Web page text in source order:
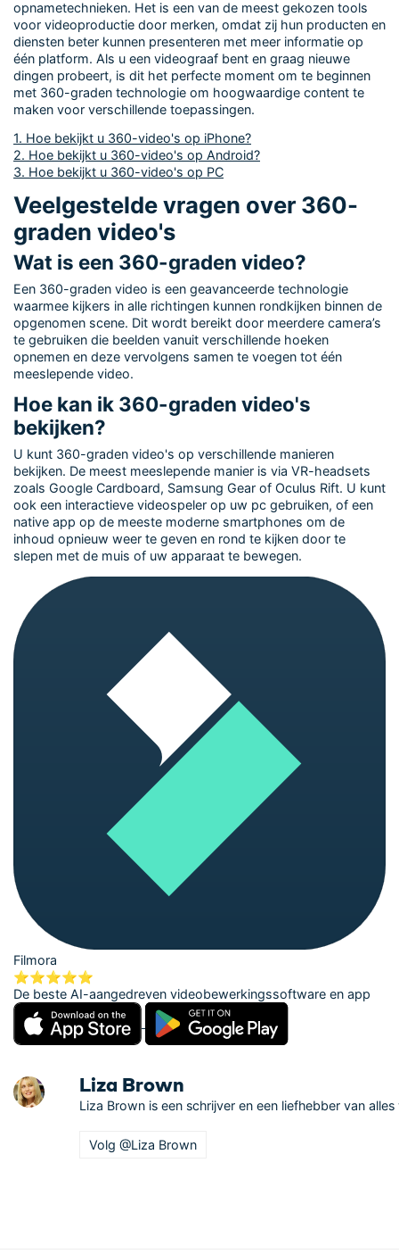
opnametechnieken. Het is een van de meest gekozen tools
voor videoproductie door merken, omdat zij hun producten en
diensten beter kunnen presenteren met meer informatie op
één platform. Als u een videograaf bent en graag nieuwe
dingen probeert, is dit het perfecte moment om te beginnen
met 360-graden technologie om hoogwaardige content te
maken voor verschillende toepassingen.
1. Hoe bekijkt u 360-video's op iPhone?
2. Hoe bekijkt u 360-video's op Android?
3. Hoe bekijkt u 360-video's op PC
Veelgestelde vragen over 360-
graden video's
Wat is een 360-graden video?
Een 360-graden video is een geavanceerde technologie
waarmee kijkers in alle richtingen kunnen rondkijken binnen de
opgenomen scene. Dit wordt bereikt door meerdere camera’s
te gebruiken die beelden vanuit verschillende hoeken
opnemen en deze vervolgens samen te voegen tot één
meeslepende video.
Hoe kan ik 360-graden video's
bekijken?
U kunt 360-graden video's op verschillende manieren
bekijken. De meest meeslepende manier is via VR-headsets
zoals Google Cardboard, Samsung Gear of Oculus Rift. U kunt
ook een interactieve videospeler op uw pc gebruiken, of een
native app op de meeste moderne smartphones om de
inhoud opnieuw weer te geven en rond te kijken door te
slepen met de muis of uw apparaat te bewegen.
Filmora
⭐⭐⭐⭐⭐
De beste AI-aangedreven videobewerkingssoftware en app
Liza Brown
Liza Brown is een schrijver en een liefhebber van
Volg @Liza Brown